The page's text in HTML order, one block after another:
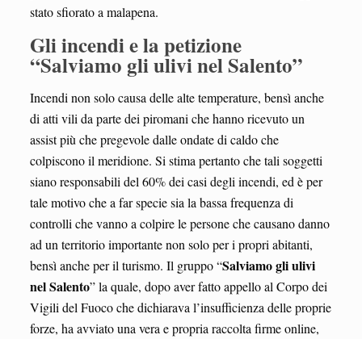
stato sfiorato a malapena.
Gli incendi e la petizione
“Salviamo gli ulivi nel Salento”
Incendi non solo causa delle alte temperature, bensì anche
di atti vili da parte dei piromani che hanno ricevuto un
assist più che pregevole dalle ondate di caldo che
colpiscono il meridione. Si stima pertanto che tali soggetti
siano responsabili del 60% dei casi degli incendi, ed è per
tale motivo che a far specie sia la bassa frequenza di
controlli che vanno a colpire le persone che causano danno
ad un territorio importante non solo per i propri abitanti,
bensì anche per il turismo. Il gruppo “Salviamo gli ulivi
nel Salento” la quale, dopo aver fatto appello al Corpo dei
Vigili del Fuoco che dichiarava l’insufficienza delle proprie
forze, ha avviato una vera e propria raccolta firme online,